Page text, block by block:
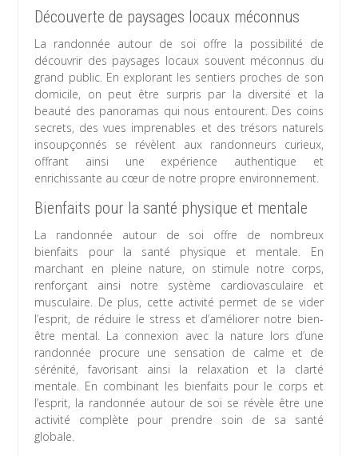
Découverte de paysages locaux méconnus
La randonnée autour de soi offre la possibilité de
découvrir des paysages locaux souvent méconnus du
grand public. En explorant les sentiers proches de son
domicile, on peut être surpris par la diversité et la
beauté des panoramas qui nous entourent. Des coins
secrets, des vues imprenables et des trésors naturels
insoupçonnés se révèlent aux randonneurs curieux,
offrant ainsi une expérience authentique et
enrichissante au cœur de notre propre environnement.
Bienfaits pour la santé physique et mentale
La randonnée autour de soi offre de nombreux
bienfaits pour la santé physique et mentale. En
marchant en pleine nature, on stimule notre corps,
renforçant ainsi notre système cardiovasculaire et
musculaire. De plus, cette activité permet de se vider
l’esprit, de réduire le stress et d’améliorer notre bien-
être mental. La connexion avec la nature lors d’une
randonnée procure une sensation de calme et de
sérénité, favorisant ainsi la relaxation et la clarté
mentale. En combinant les bienfaits pour le corps et
l’esprit, la randonnée autour de soi se révèle être une
activité complète pour prendre soin de sa santé
globale.